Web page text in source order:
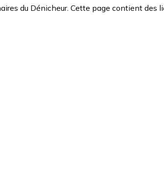
du Dénicheur. Cette page contient des